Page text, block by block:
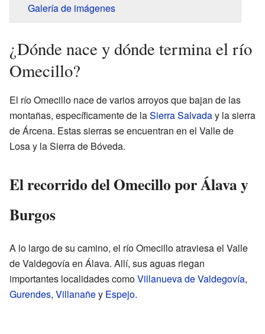
Galería de imágenes
¿Dónde nace y dónde termina el río
Omecillo?
El río Omecillo nace de varios arroyos que bajan de las
montañas, específicamente de laSierra Salvaday la sierra
de Árcena. Estas sierras se encuentran en el Valle de
Losa y la Sierra de Bóveda.
El recorrido del Omecillo por Álava y
Burgos
A lo largo de su camino, el río Omecillo atraviesa el Valle
de Valdegovía en Álava. Allí, sus aguas riegan
importantes localidades comoVillanueva de Valdegovía,
Gurendes, Villanañey Espejo.